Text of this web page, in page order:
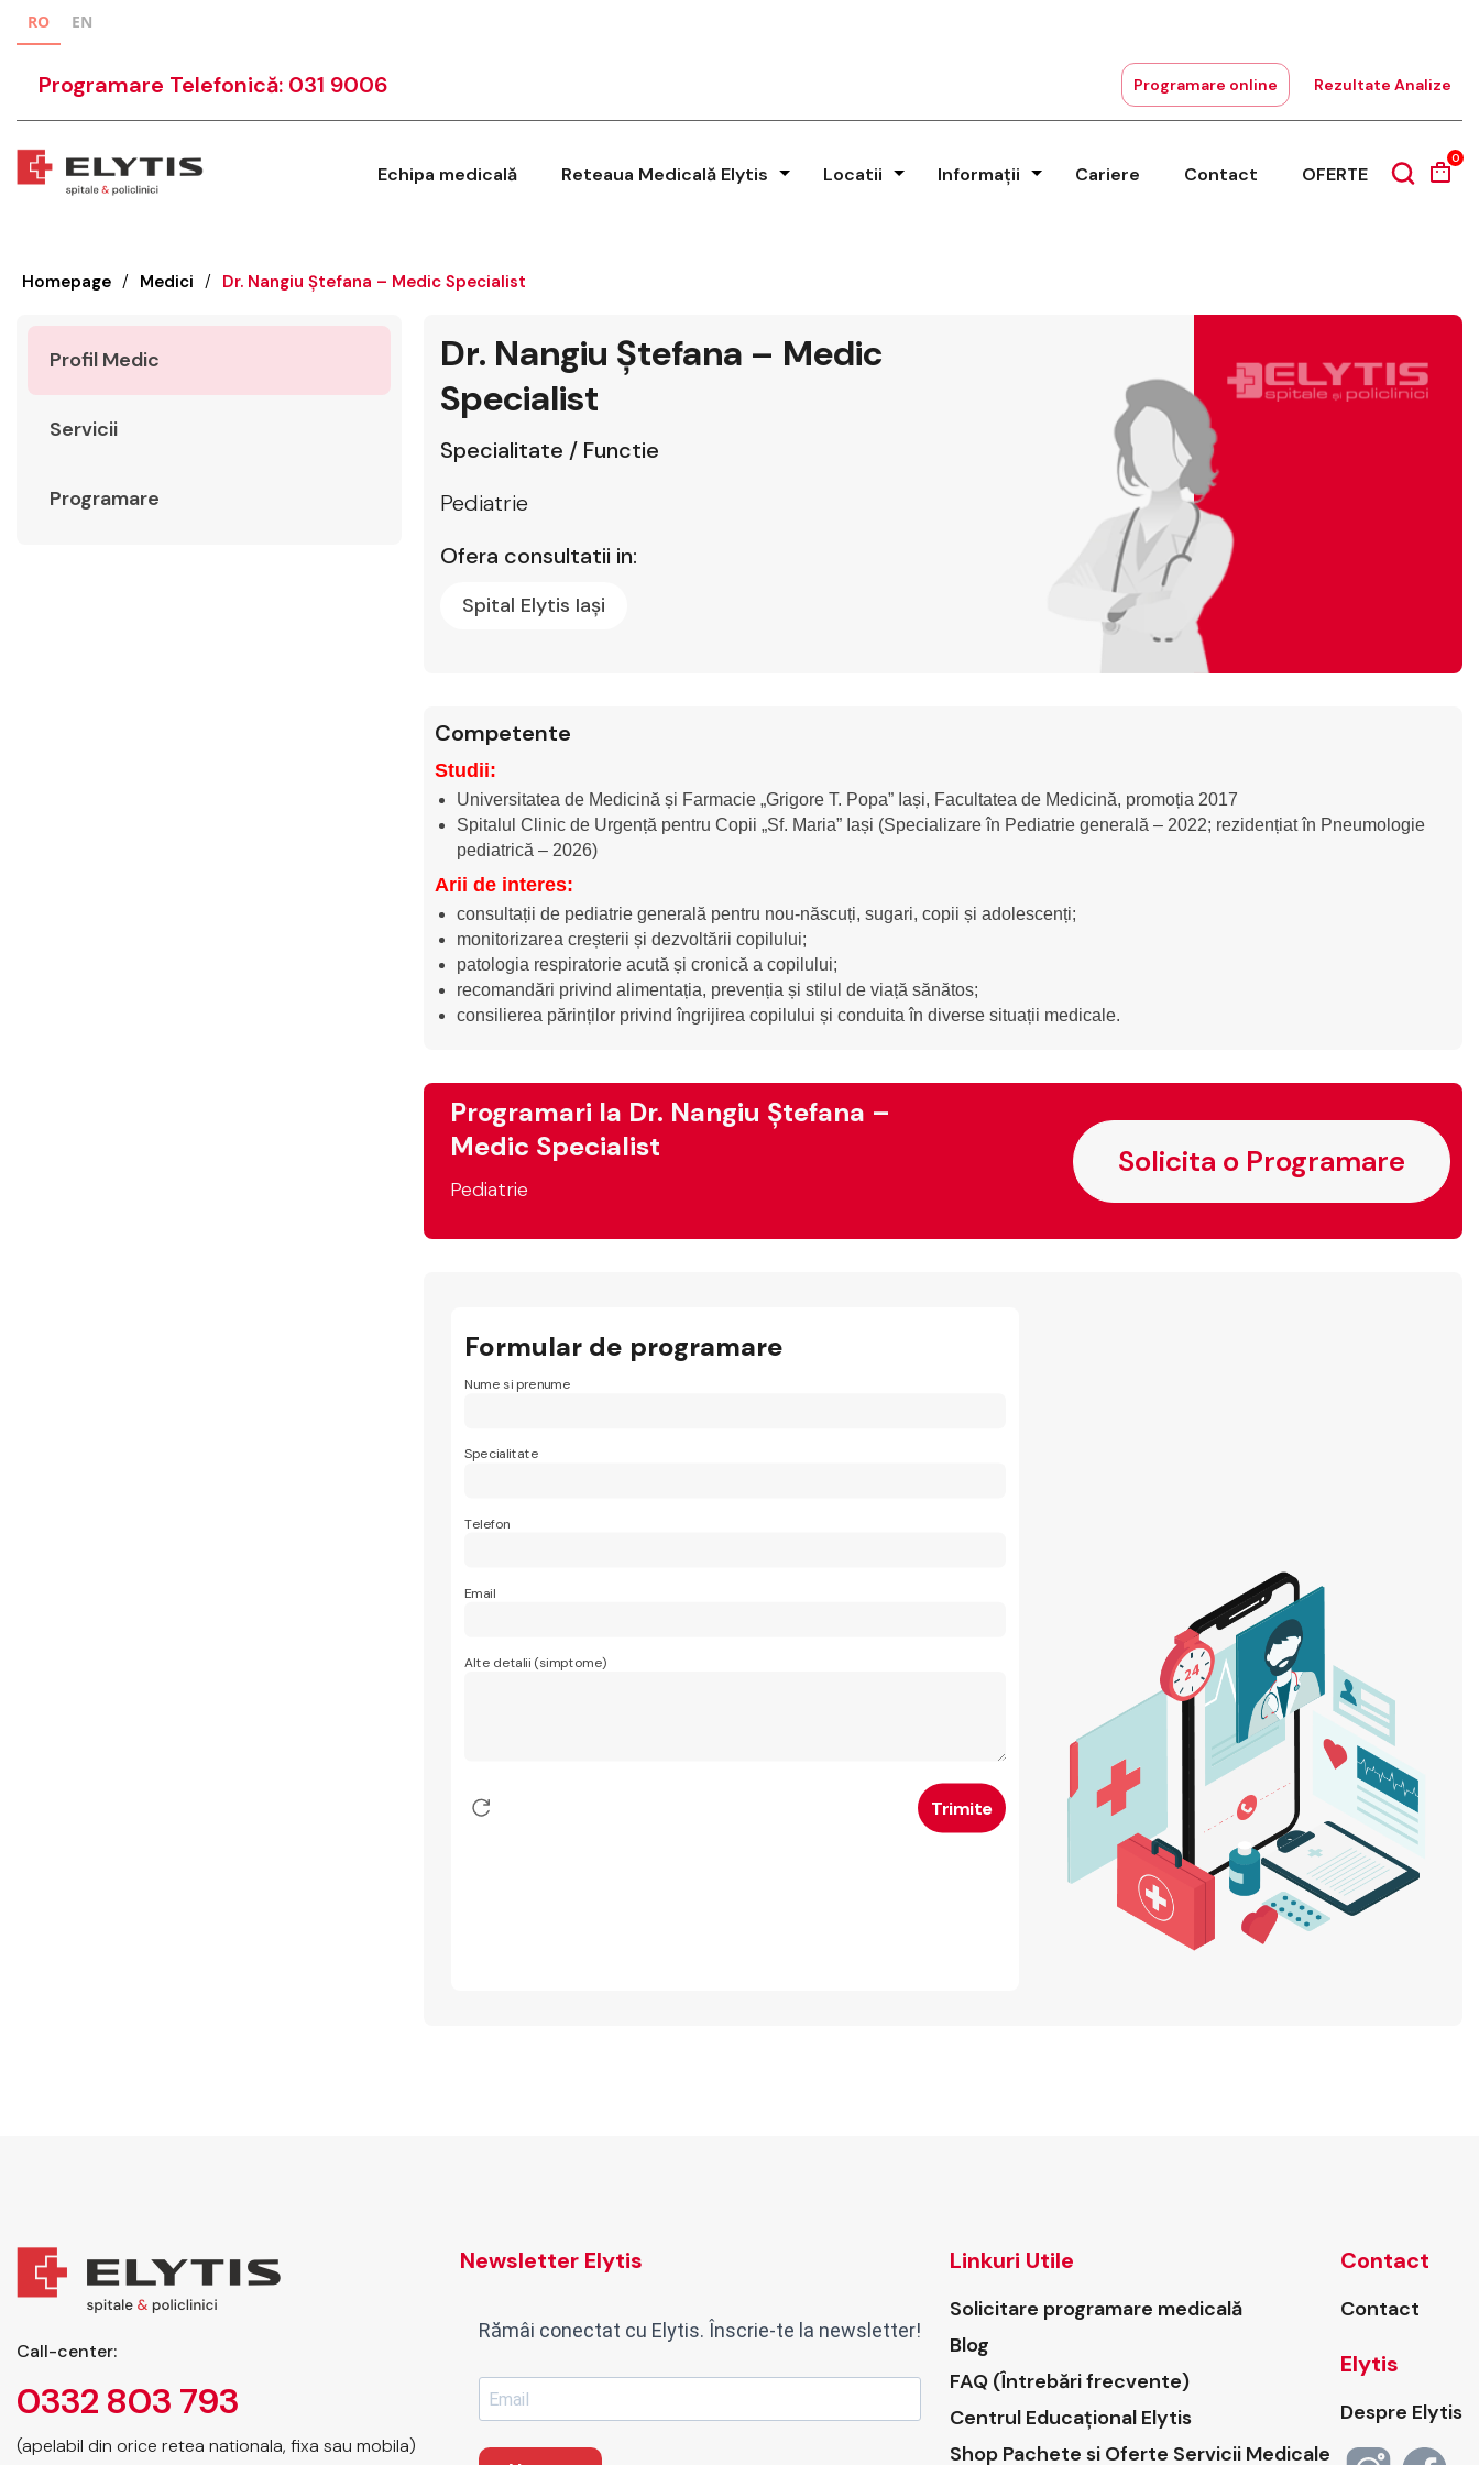
RO EN
Programare Telefonică: 031 9006 Programare online Rezultate Analize
Echipa medicală Reteaua Medicală Elytis Locatii Informații Cariere Contact OFERTE
0
Homepage / Medici / Dr. Nangiu Ștefana – Medic Specialist
Profil Medic
Servicii
Programare
Dr. Nangiu Ștefana – Medic
Specialist
Specialitate / Functie
Pediatrie
Ofera consultatii in:
Spital Elytis Iași
Competente
Studii:
Universitatea de Medicină și Farmacie „Grigore T. Popa” Iași, Facultatea de Medicină, promoția 2017
Spitalul Clinic de Urgență pentru Copii „Sf. Maria” Iași (Specializare în Pediatrie generală – 2022; rezidențiat în Pneumologie
pediatrică – 2026)
Arii de interes:
consultații de pediatrie generală pentru nou-născuți, sugari, copii și adolescenți;
monitorizarea creșterii și dezvoltării copilului;
patologia respiratorie acută și cronică a copilului;
recomandări privind alimentația, prevenția și stilul de viață sănătos;
consilierea părinților privind îngrijirea copilului și conduita în diverse situații medicale.
Programari la Dr. Nangiu Ștefana –
Medic Specialist
Pediatrie
Solicita o Programare
Formular de programare
Nume si prenume
Specialitate
Telefon
Email
Alte detalii (simptome)
Call-center:
0332 803 793
(apelabil din orice retea nationala, fixa sau mobila)
Newsletter Elytis
Rămâi conectat cu Elytis. Înscrie-te la newsletter!
Linkuri Utile
Solicitare programare medicală
Blog
FAQ (Întrebări frecvente)
Centrul Educațional Elytis
Shop Pachete si Oferte Servicii Medicale
Contact
Contact
Elytis
Despre Elytis